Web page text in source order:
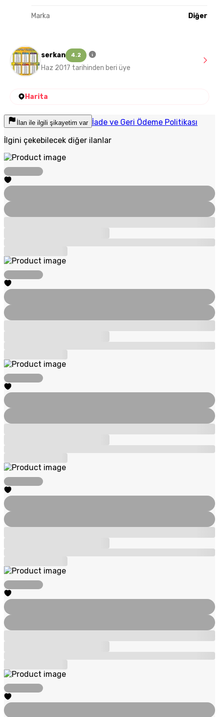
Marka Diğer
serkan 4.2
Haz 2017 tarihinden beri üye
Harita
İlan ile ilgili şikayetim var İade ve Geri Ödeme Politikası
İlgini çekebilecek diğer ilanlar